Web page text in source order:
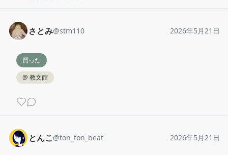
さとみ@stm110 2026年5月21日
買った
@ 教文館
とんこ@ton_ton_beat 2026年5月21日